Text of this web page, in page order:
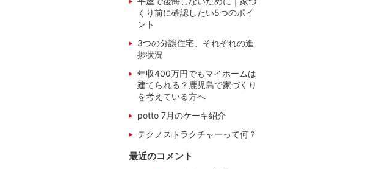
くり前に確認したい5つのポイ
ント
3つの分譲住宅、それぞれの進
捗状況
年収400万円でもマイホームは
建てられる？鹿児島で家づくり
を考えている方へ
potto 7月のケーキ紹介
テクノストラクチャーって何？
最近のコメント